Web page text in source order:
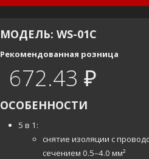
МОДЕЛЬ: WS-01C
Рекомендованная розница
672.43 ₽
ОСОБЕННОСТИ
5 в 1:
снятие изоляции с
сечением 0.5–4.0 мм²